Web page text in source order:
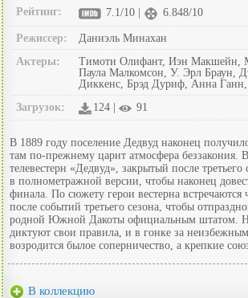
Рейтинг: 7.1/10 | 6.848/10
Режиссер:
Даниэль Минахан
Актеры:
Тимоти Олифант, Иэн Макшейн,
Паула Малкомсон, У. Эрл Браун,
Диккенс, Брэд Дуриф, Анна
Загрузок:
124 | 91
В 1889 году поселение Дедвуд наконец
там по-прежнему царит атмосфера беззакония.
телевестерн «Дедвуд», закрытый после третьего
в полнометражной версии, чтобы наконец
финала. По сюжету герои вестерна встречаются
после событий третьего сезона, чтобы
родной Южной Дакоты официальным штатом.
диктуют свои правила, и в гонке за
возродится былое соперничество, а крепкие
В коллекцию